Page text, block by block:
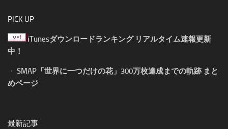
PICK UP
iTunesダウンロードランキング リアルタイム速報更新
中！
・ SMAP「世界に一つだけの花」300万枚達成までの軌跡 まと
めページ
最新記事